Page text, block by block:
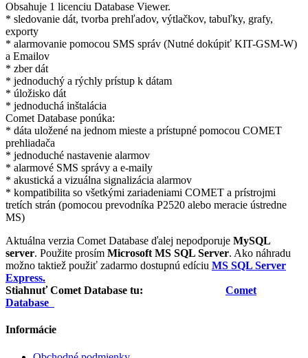
Obsahuje 1 licenciu Database Viewer.
* sledovanie dát, tvorba prehľadov, výtlačkov, tabuľky, grafy,
exporty
* alarmovanie pomocou SMS správ (Nutné dokúpiť KIT-GSM-W)
a Emailov
* zber dát
* jednoduchý a rýchly prístup k dátam
* úložisko dát
* jednoduchá inštalácia
Comet Database ponúka:
* dáta uložené na jednom mieste a prístupné pomocou COMET
prehliadača
* jednoduché nastavenie alarmov
* alarmové SMS správy a e-maily
* akustická a vizuálna signalizácia alarmov
* kompatibilita so všetkými zariadeniami COMET a prístrojmi
tretích strán (pomocou prevodníka P2520 alebo meracie ústredne
MS)
Aktuálna verzia Comet Database ďalej nepodporuje MySQL
server. Použite prosím Microsoft MS SQL Server. Ako náhradu
možno taktiež použiť zadarmo dostupnú edíciu MS SQL Server
Express.
StiahnuťComet Database tu: Comet
Database
Informácie